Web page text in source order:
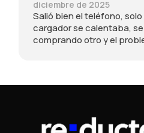
diciembre de 2025
Salió bien el teléfono, solo
cargador se calentaba,
comprando otro y el